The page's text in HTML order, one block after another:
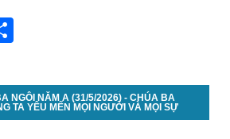
ar
e
NGÔI NĂM A (31/5/2026) - CHÚA BA
TA YÊU MẾN MỌI NGƯỜI VÀ MỌI SỰ